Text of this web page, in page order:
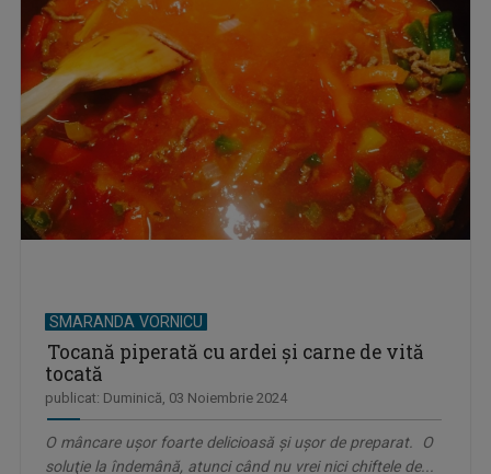
SMARANDA VORNICU
Tocană piperată cu ardei şi carne de vită
tocată
publicat: Duminică, 03 Noiembrie 2024
O mâncare uşor foarte delicioasă şi uşor de preparat. O
soluţie la îndemână, atunci când nu vrei nici chiftele de...